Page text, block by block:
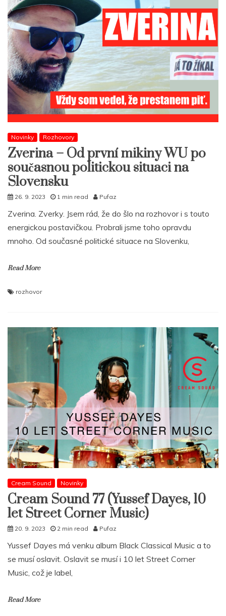
Novinky Rozhovory
Zverina – Od první mikiny WU po
současnou politickou situaci na
Slovensku
26. 9. 2023 1 min read Pufaz
Zverina. Zverky. Jsem rád, že do šlo na rozhovor i s touto
energickou postavičkou. Probrali jsme toho opravdu
mnoho. Od současné politické situace na Slovenku,
Read More
rozhovor
Cream Sound Novinky
Cream Sound 77 (Yussef Dayes, 10
let Street Corner Music)
20. 9. 2023 2 min read Pufaz
Yussef Dayes má venku album Black Classical Music a to
se musí oslavit. Oslavit se musí i 10 let Street Corner
Music, což je label,
Read More